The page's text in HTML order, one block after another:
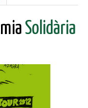
Solidària